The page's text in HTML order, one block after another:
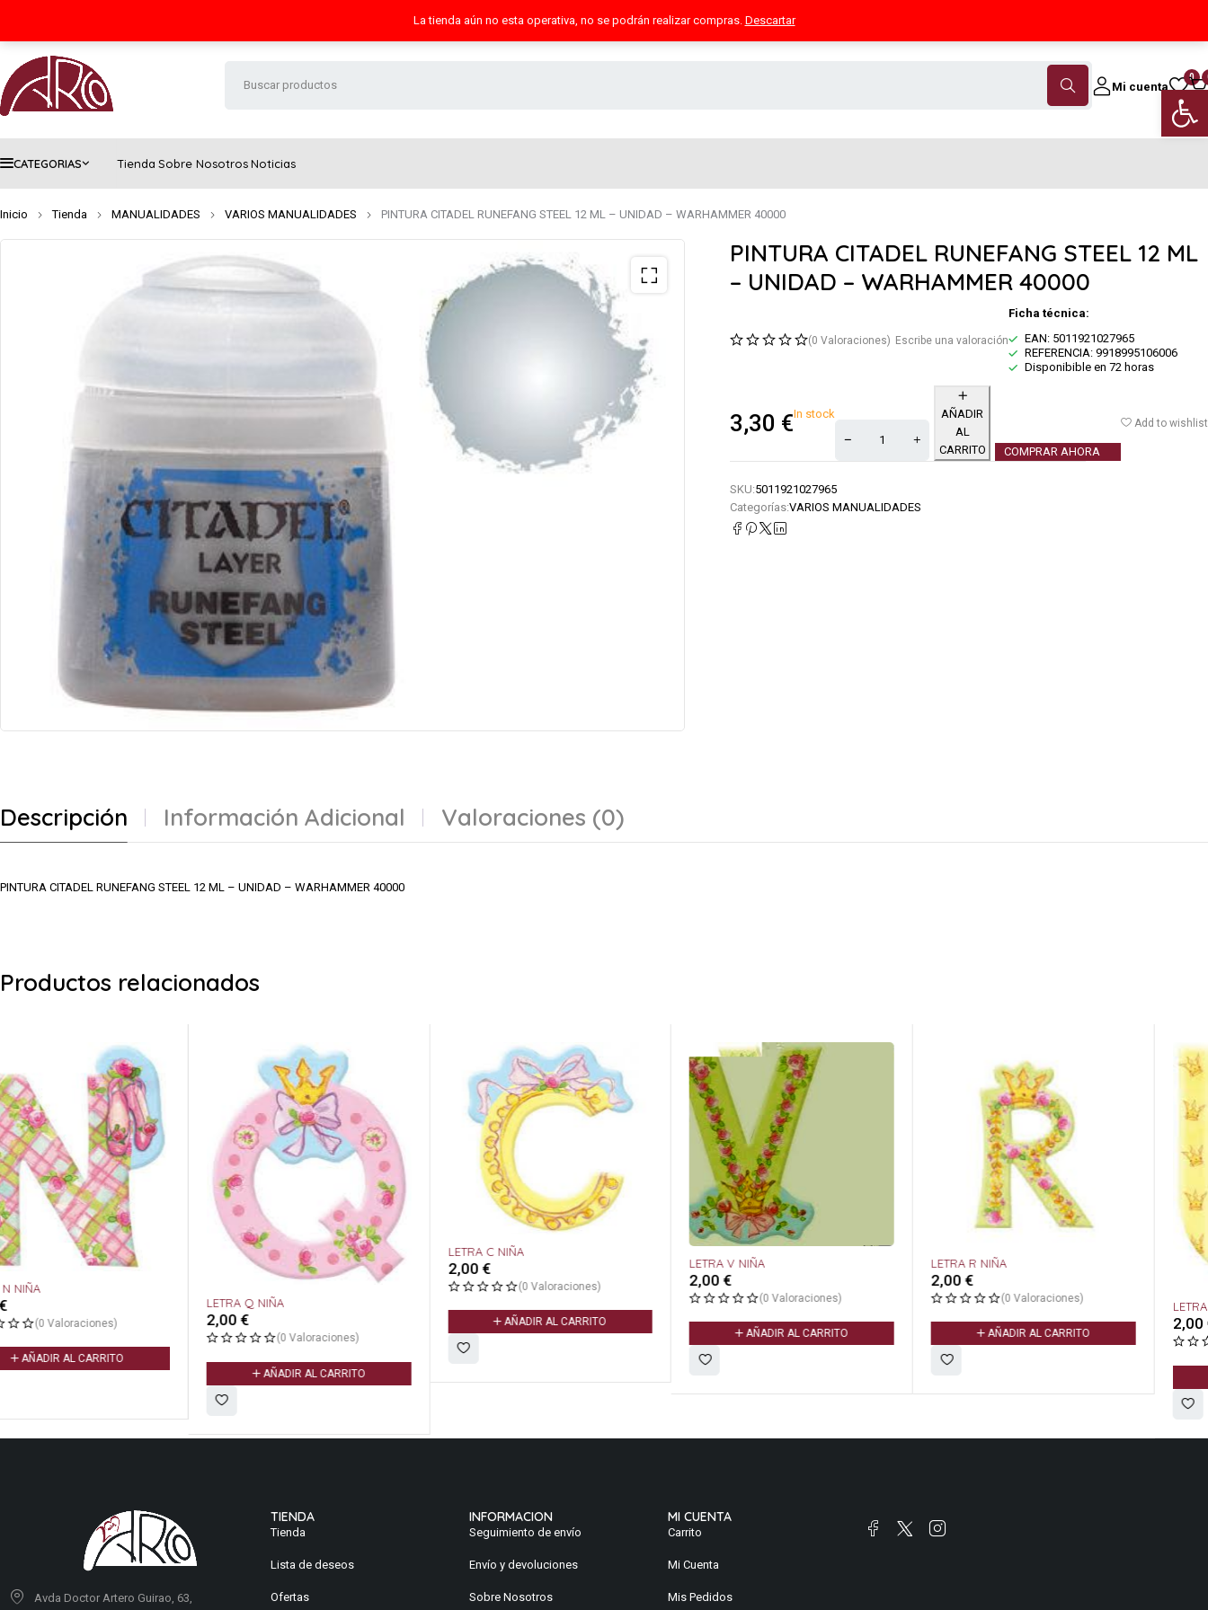
Abrir
La tienda aún no esta operativa, no se podrán realizar compras. Descartar
Mi cuenta
0
CATEGORIAS Tienda Sobre NosotrosNoticias
Inicio Tienda MANUALIDADES VARIOS MANUALIDADES PINTURA CITADEL RUNEFANG STEEL 12 ML – UNIDAD – WARHAMMER 40000
PINTURA CITADEL RUNEFANG STEEL 12 ML
– UNIDAD – WARHAMMER 40000
(0 Valoraciones) Escribe una valoración
Ficha técnica:
EAN: 5011921027965
REFERENCIA: 9918995106006
Disponibible en 72 horas
3,30 €In stock
AÑADIR
AL
CARRITO
COMPRAR AHORA
Add to wishlist
SKU:5011921027965
Categorías:VARIOS MANUALIDADES
Descripción Información Adicional Valoraciones (0)
PINTURA CITADEL RUNEFANG STEEL 12 ML – UNIDAD – WARHAMMER 40000
Productos relacionados
2,00€
AÑADIR AL CARRITO
LETRA C NIÑA
2,00 €
(0 Valoraciones) 2,00€
AÑADIR AL CARRITO
LETRA R NIÑA
(0 Valoraciones)
AÑADIR AL CARRITO
LETRA U NIÑA
2,00€
(0 Valoraciones)
Avda Doctor Artero Guirao, 63,
TIENDA
Tienda
Lista de deseos
Ofertas
INFORMACION
Seguimiento de envío
Envío y devoluciones
Sobre Nosotros
MI CUENTA
Carrito
Mi Cuenta
Mis Pedidos